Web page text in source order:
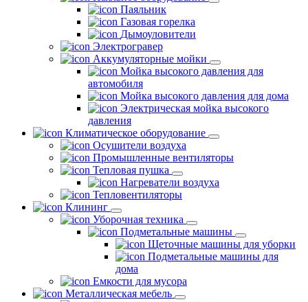
Паяльник
Газовая горелка
Дымоуловители
Электрогравер
Аккумуляторные мойки
Мойка высокого давления для
автомобиля
Мойка высокого давления для дома
Электрическая мойка высокого
давления
Климатическое оборудование
Осушители воздуха
Промышленные вентиляторы
Тепловая пушка
Нагреватели воздуха
Тепловентиляторы
Клининг
Уборочная техника
Подметальные машины
Щеточные машины для уборки
Подметальные машины для
дома
Емкости для мусора
Металлическая мебель